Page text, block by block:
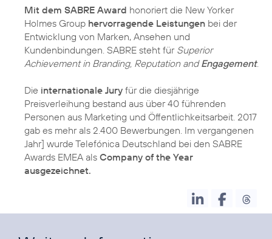
Mit dem SABRE Award honoriert die New Yorker
Holmes Group hervorragende Leistungen bei der
Entwicklung von Marken, Ansehen und
Kundenbindungen. SABRE steht für Superior
Achievement in Branding, Reputation andEngagement.
Die internationale Jury für die diesjährige
Preisverleihung bestand aus über 40 führenden
Personen aus Marketing und Öffentlichkeitsarbeit. 2017
gab es mehr als 2.400 Bewerbungen. Im vergangenen
Jahr] wurde Telefónica Deutschland bei den SABRE
Awards EMEA als Company of the Year
ausgezeichnet.